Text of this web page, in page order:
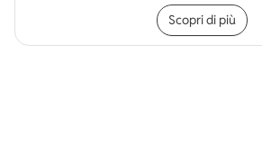
Scopri di più